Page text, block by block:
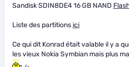
Sandisk SDIN8DE4 16 GB NAND
Liste des partitions ici
Ce qui dit Konrad était valable il y a
les vieux Nokia Symbian mais plus